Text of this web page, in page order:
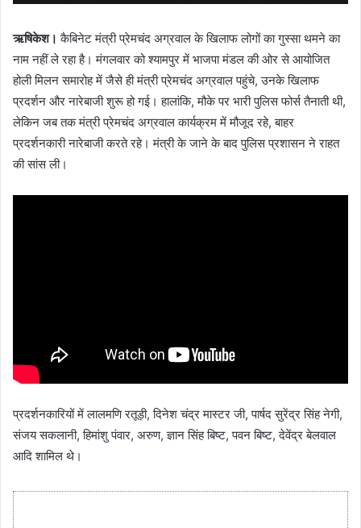
ऋषिकेश। कैबिनेट मंत्री प्रेमचंद अग्रवाल के खिलाफ लोगों का गुस्सा थमने का
नाम नहीं ले रहा है। मंगलवार को श्यामपुर में भाजपा मंडल की ओर से आयोजित
होली मिलन समारोह में जैसे ही मंत्री प्रेमचंद अग्रवाल पहुंचे, उनके खिलाफ
प्रदर्शन और नारेबाजी शुरू हो गई। हालांकि, मौके पर भारी पुलिस फोर्स तैनाती थी,
लेकिन जब तक मंत्री प्रेमचंद अग्रवाल कार्यक्रम में मौजूद रहे, बाहर
प्रदर्शनकारी नारेबाजी करते रहे। मंत्री के जाने के बाद पुलिस प्रशासन ने राहत
की सांस ली।
प्रदर्शनकारियों में लालमणि रतूड़ी, दिनेश चंद्र मास्टर जी, पार्षद सुरेंद्र सिंह नेगी,
संजय सकलानी, हिमांशु पंवार, अरुण, ज्ञान सिंह बिष्ट, पवन बिष्ट, देवेंद्र बेलवाल
आदि शामिल थे।